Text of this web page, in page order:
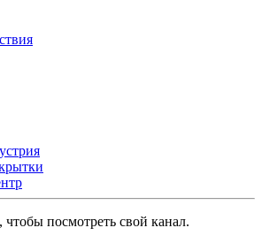
чтобы посмотреть свой канал.